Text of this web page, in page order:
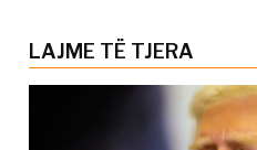
LAJME TË TJERA